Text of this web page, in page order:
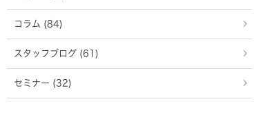
コラム (84)
スタッフブログ (61)
セミナー (32)